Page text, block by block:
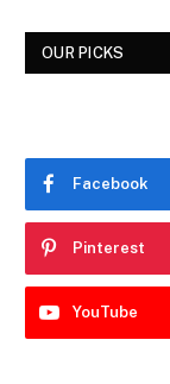
OUR PICKS
Facebook
Pinterest
YouTube